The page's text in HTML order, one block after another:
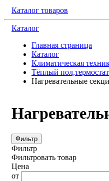
Каталог товаров
Каталог
Главная страница
Каталог
Климатическая
Тёплый
Нагревательные
Фильтр
Фильтр
Фильтровать товар
Цена
от